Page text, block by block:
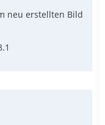
neu erstellten Bild